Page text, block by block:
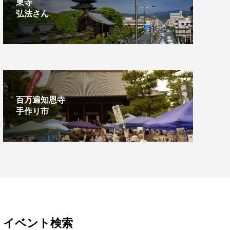
東寺
弘法さん
百万遍知恩寺
手作り市
イベント検索